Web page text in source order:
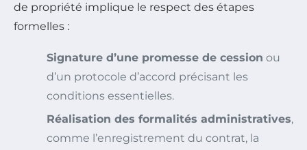
de propriété implique le respect des étapes
formelles :
Signature d’une promesse de cession ou
d’un protocole d’accord précisant les
conditions essentielles.
Réalisation des formalités administratives,
comme l’enregistrement du contrat, la